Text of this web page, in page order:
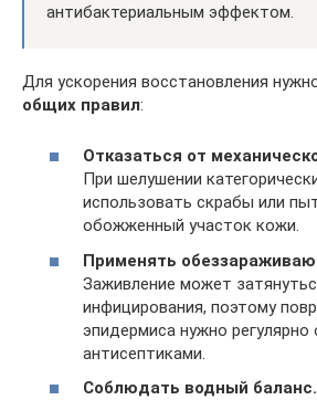
антибактериальным эффектом.
Для ускорения восстановления
общих правил:
Отказаться от
При шелушении
использовать скрабы или
обожженный участок кожи.
Применять
Заживление может
инфицирования, поэтому
эпидермиса нужно
антисептиками.
Соблюдать водный баланс.